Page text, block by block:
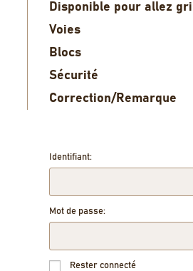
Disponible pour allez
Voies
Blocs
Sécurité
Correction/Remarque
Identifiant:
Mot de passe:
Rester connecté